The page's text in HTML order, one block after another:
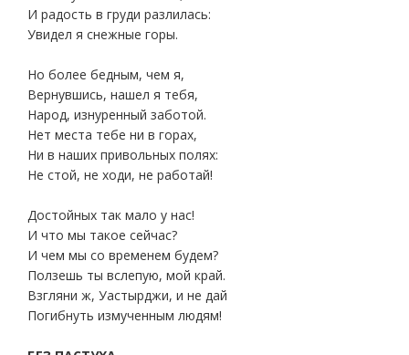
И радость в груди разлилась:
Увидел я снежные горы.
Но более бедным, чем я,
Вернувшись, нашел я тебя,
Народ, изнуренный заботой.
Нет места тебе ни в горах,
Ни в наших привольных полях:
Не стой, не ходи, не работай!
Достойных так мало у нас!
И что мы такое сейчас?
И чем мы со временем будем?
Ползешь ты вслепую, мой край.
Взгляни ж, Уастырджи, и не дай
Погибнуть измученным людям!